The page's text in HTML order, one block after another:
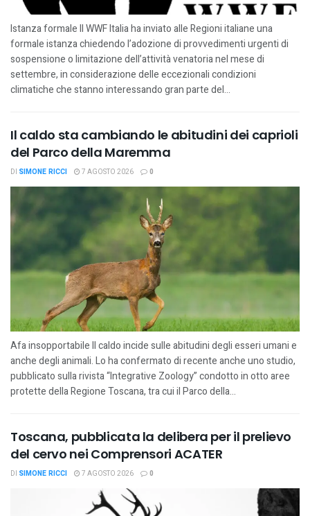
Istanza formale Il WWF Italia ha inviato alle Regioni italiane una
formale istanza chiedendo l’adozione di provvedimenti urgenti di
sospensione o limitazione dell’attività venatoria nel mese di
settembre, in considerazione delle eccezionali condizioni
climatiche che stanno interessando gran parte del...
Il caldo sta cambiando le abitudini dei caprioli
del Parco della Maremma
DI SIMONE RICCI 7 AGOSTO 2026 0
Afa insopportabile Il caldo incide sulle abitudini degli esseri umani e
anche degli animali. Lo ha confermato di recente anche uno studio,
pubblicato sulla rivista “Integrative Zoology” condotto in otto aree
protette della Regione Toscana, tra cui il Parco della...
Toscana, pubblicata la delibera per il prelievo
del cervo nei Comprensori ACATER
DI SIMONE RICCI 7 AGOSTO 2026 0